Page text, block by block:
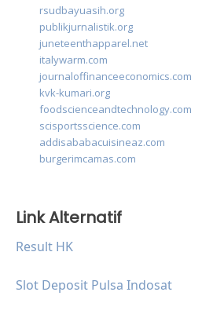
rsudbayuasih.org
publikjurnalistik.org
juneteenthapparel.net
italywarm.com
journaloffinanceeconomics.com
kvk-kumari.org
foodscienceandtechnology.com
scisportsscience.com
addisababacuisineaz.com
burgerimcamas.com
Link Alternatif
Result HK
Slot Deposit Pulsa Indosat